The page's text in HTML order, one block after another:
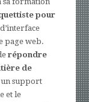
pour
page web.
répondre
de
support
et le